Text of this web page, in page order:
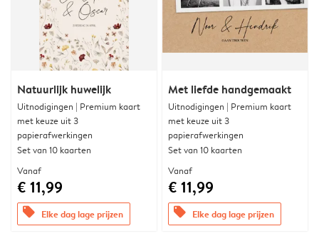
Natuurlijk huwelijk
Uitnodigingen | Premium kaart
met keuze uit 3
papierafwerkingen
Set van 10 kaarten
Vanaf
€ 11,99
offers Elke dag lage prijzen
Met liefde handgemaakt
Uitnodigingen | Premium kaart
met keuze uit 3
papierafwerkingen
Set van 10 kaarten
Vanaf
€ 11,99
offers Elke dag lage prijzen